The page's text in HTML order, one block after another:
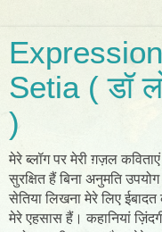
Setia ( डॉ
)
मेरे ब्लॉग पर मेरी ग़ज़ल
सुरक्षित हैं बिना अनुमति
सेतिया लिखना मेरे लिए
मेरे एहसास हैं। कहानियां